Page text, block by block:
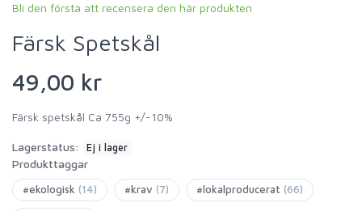
Bli den första att recensera den här produkten
Färsk Spetskål
49,00 kr
Färsk spetskål Ca 755g +/-10%
Lagerstatus: Ej i lager
Produkttaggar
#ekologisk (14) #krav (7) #lokalproducerat (66)